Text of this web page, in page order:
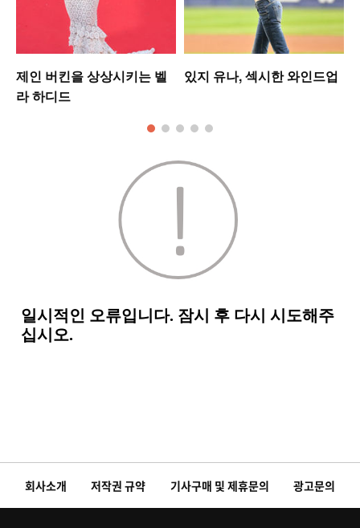
제인 버킨을 상상시키는 벨
라 하디드
있지 유나, 섹시한 와인드업
회사소개 저작권 규약 기사구매 및 제휴문의 광고문의